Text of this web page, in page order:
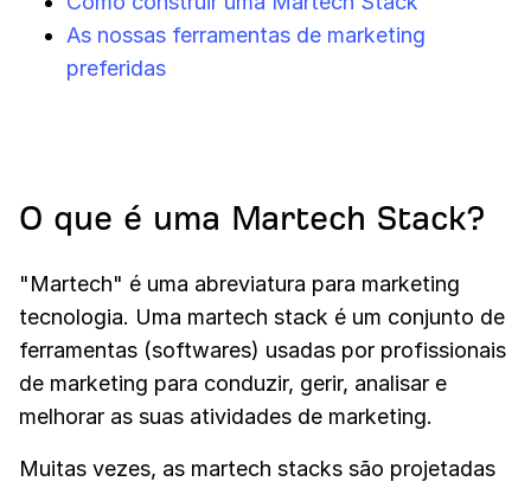
As nossas ferramentas de marketing
preferidas
O que é uma Martech Stack?
"Martech" é uma abreviatura para marketing
tecnologia. Uma martech stack é um conjunto de
ferramentas (softwares) usadas por profissionais
de marketing para conduzir, gerir, analisar e
melhorar as suas atividades de marketing.
Muitas vezes, as martech stacks são projetadas